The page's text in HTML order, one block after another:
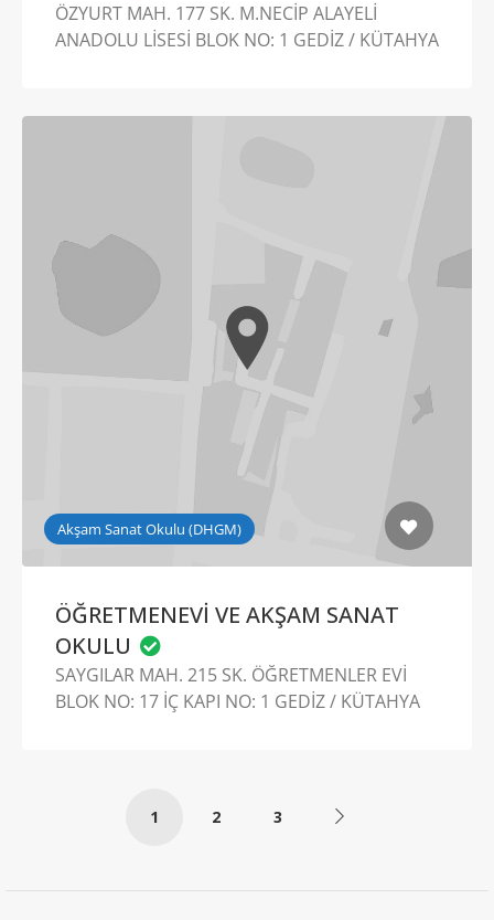
ÖZYURT MAH. 177 SK. M.NECİP ALAYELİ
ANADOLU LİSESİ BLOK NO: 1 GEDİZ / KÜTAHYA
Akşam Sanat Okulu (DHGM)
ÖĞRETMENEVİ VE AKŞAM SANAT
OKULU
SAYGILAR MAH. 215 SK. ÖĞRETMENLER EVİ
BLOK NO: 17 İÇ KAPI NO: 1 GEDİZ / KÜTAHYA
1 2 3